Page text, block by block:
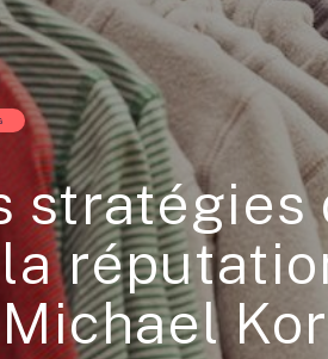
stratégies